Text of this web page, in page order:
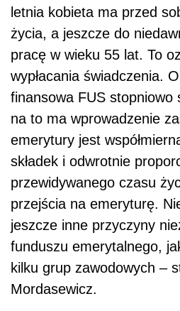
letnia kobieta ma przed
życia, a jeszcze do
pracę w wieku 55 lat. To
wypłacania świadczenia.
finansowa FUS stopniowo
na to ma wprowadzenie
emerytury jest
składek i odwrotnie
przewidywanego czasu
przejścia na emeryturę.
jeszcze inne przyczyny
funduszu emerytalnego,
kilku grup zawodowych –
Mordasewicz.